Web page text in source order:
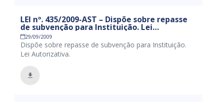
LEI nº. 435/2009-AST – Dispõe sobre repasse
de subvenção para Instituição. Lei
Autorizativa.
29/09/2009
Dispõe sobre repasse de subvenção para Instituição.
Lei Autorizativa.